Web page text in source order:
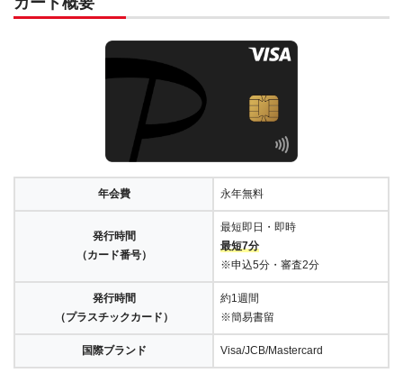
年会費 永年無料
発行時間
（カード番号）
最短即日・即時
最短7分
※申込5分・審査2分
発行時間
（プラスチックカード）
約1週間
※簡易書留
国際ブランド Visa/JCB/Mastercard